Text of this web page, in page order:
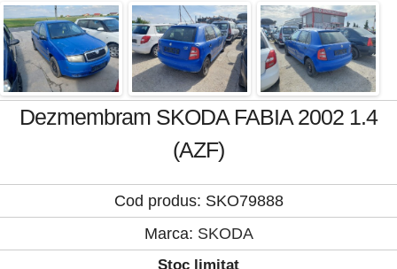
Dezmembram SKODA FABIA 2002 1.4
(AZF)
Cod produs: SKO79888
Marca: SKODA
Stoc limitat